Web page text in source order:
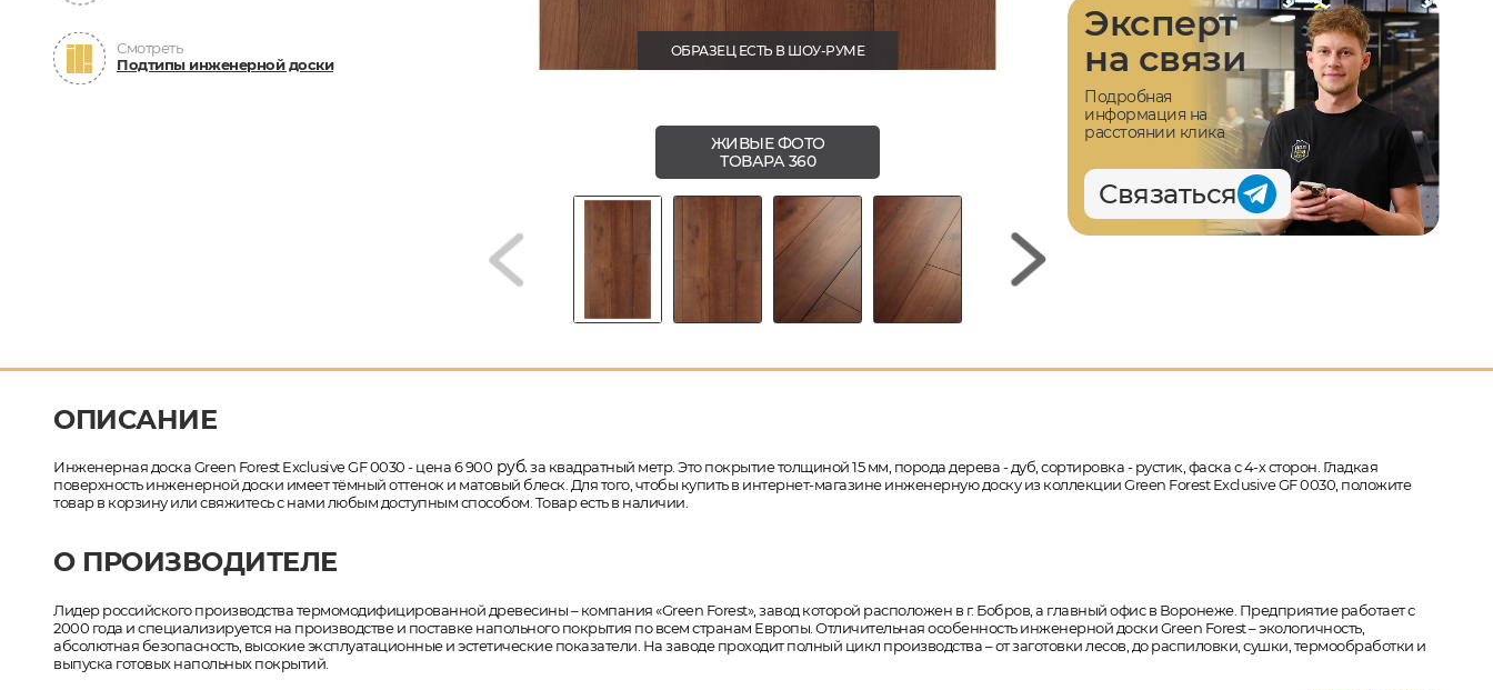
Смотреть
Подтипы инженерной доски
ОБРАЗЕЦ ЕСТЬ В ШОУ-РУМЕ
ЖИВЫЕ ФОТО
ТОВАРА 360
Эксперт
на связи
Подробная
информация на
расстоянии клика
Связаться
ОПИСАНИЕ
Инженерная доска Green Forest Exclusive GF 0030 - цена 6 900 руб.за квадратный метр. Это покрытие толщиной 15 мм, порода дерева - дуб, сортировка - рустик, фаска с 4-х сторон. Гладкая
поверхность инженерной доски имеет тёмный оттенок и матовый блеск. Для того, чтобы купить в интернет-магазине инженерную доску из коллекции Green Forest Exclusive GF 0030, положите
товар в корзину или свяжитесь с нами любым доступным способом. Товар есть в наличии.
О ПРОИЗВОДИТЕЛЕ
Лидер российского производства термомодифицированной древесины – компания «Green Forest», завод которой расположен в г. Бобров, а главный офис в Воронеже. Предприятие работает с
2000 года и специализируется на производстве и поставке напольного покрытия по всем странам Европы. Отличительная особенность инженерной доски Green Forest – экологичность,
абсолютная безопасность, высокие эксплуатационные и эстетические показатели. На заводе проходит полный цикл производства – от заготовки лесов, до распиловки, сушки, термообработки и
выпуска готовых напольных покрытий.